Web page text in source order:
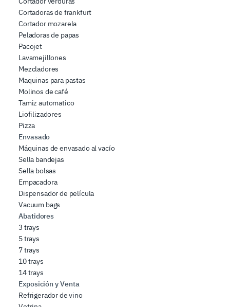
Cortadoras de frankfurt
Cortador mozarela
Peladoras de papas
Pacojet
Lavamejillones
Mezcladores
Maquinas para pastas
Molinos de café
Tamiz automatico
Liofilizadores
Pizza
Envasado
Máquinas de envasado al vacío
Sella bandejas
Sella bolsas
Empacadora
Dispensador de película
Vacuum bags
Abatidores
3 trays
5 trays
7 trays
10 trays
14 trays
Exposición y Venta
Refrigerador de vino